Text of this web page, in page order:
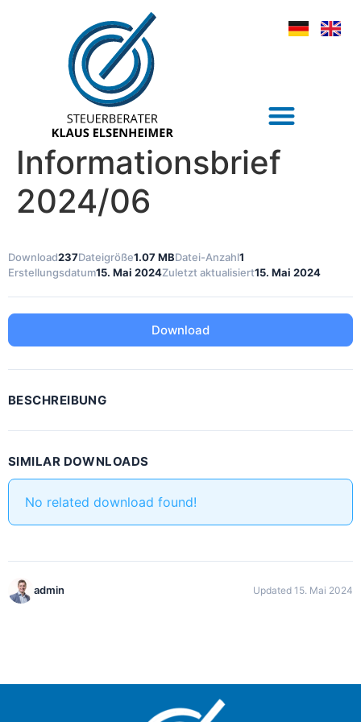
Informationsbrief
2024/06
Download237Dateigröße1.07 MBDatei-Anzahl1
Erstellungsdatum15. Mai 2024Zuletzt aktualisiert15. Mai 2024
Download
BESCHREIBUNG
SIMILAR DOWNLOADS
No related download found!
admin Updated 15. Mai 2024